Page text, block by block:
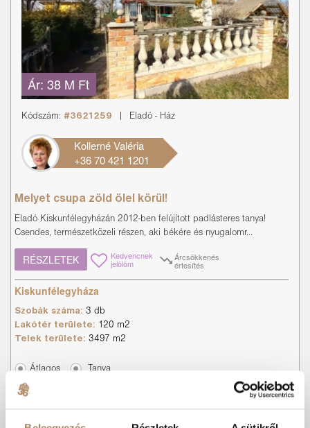
Ár: 38 M Ft
Kódszám: #3621259 Eladó - Ház
Kollerné Valéria
+36 70 421 1201
Melyet csupa zöld ölel körül!
Eladó Kiskunfélegyházán 2012-ben felújított padlásteres tanya!
Csendes, természetközeli részen, aki békére és nyugalomr...
RÉSZLETEK Kedvencnek
jelölöm
Árcsökkenés
értesítés
Kiskunfélegyháza
Szobák száma: 3 db
Lakótér területe: 120 m2
Telek területe: 3497 m2
Átlagos Tanya
KIZÁRÓLAGOS